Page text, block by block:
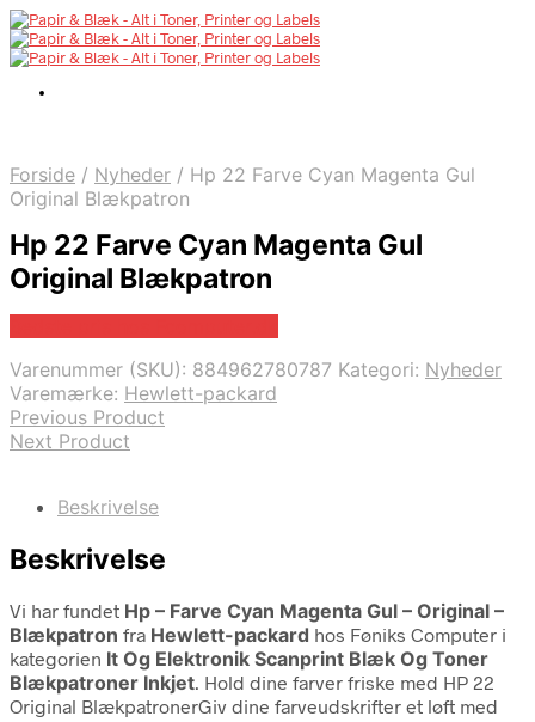
Forside / Nyheder / Hp 22 Farve Cyan Magenta Gul
Original Blækpatron
Hp 22 Farve Cyan Magenta Gul
Original Blækpatron
Varenummer (SKU): 884962780787 Kategori: Nyheder
Varemærke: Hewlett-packard
Previous Product
Next Product
Beskrivelse
Beskrivelse
Vi har fundet Hp – Farve Cyan Magenta Gul – Original –
Blækpatron fra Hewlett-packard hos Føniks Computer i
kategorien It Og Elektronik Scanprint Blæk Og Toner
Blækpatroner Inkjet. Hold dine farver friske med HP 22
Original BlækpatronerGiv dine farveudskrifter et løft med